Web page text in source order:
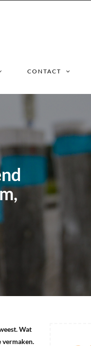
CONTACT
Wat
vermaken.